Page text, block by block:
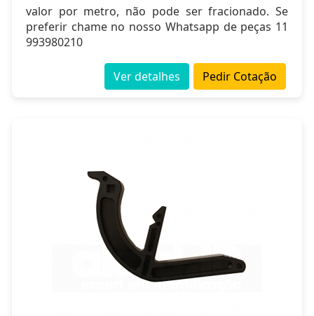
valor por metro, não pode ser fracionado. Se
preferir chame no nosso Whatsapp de peças 11
993980210
Pedir Cotação
Ver detalhes